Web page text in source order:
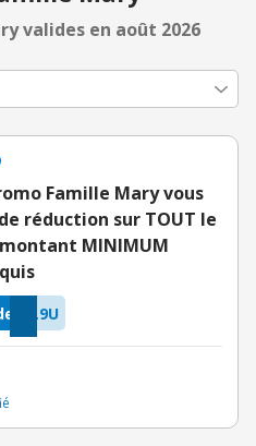
valides en août 2026
Famille Mary vous
réduction sur TOUT le
MINIMUM
L9U